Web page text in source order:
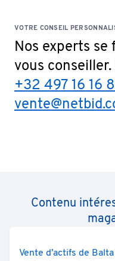
VOTRE CONSEIL
Nos experts
vous
+32 497 16 16
Contenu
Vente d’actifs de